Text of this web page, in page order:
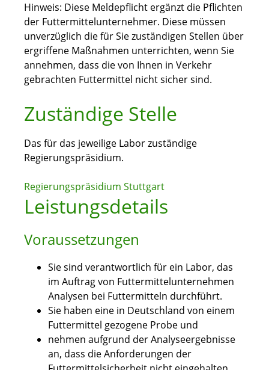
Hinweis: Diese Meldepflicht ergänzt die Pflichten
der Futtermittelunternehmer. Diese müssen
unverzüglich die für Sie zuständigen Stellen über
ergriffene Maßnahmen unterrichten, wenn Sie
annehmen, dass die von Ihnen in Verkehr
gebrachten Futtermittel nicht sicher sind.
Zuständige Stelle
Das für das jeweilige Labor zuständige
Regierungspräsidium.
Regierungspräsidium Stuttgart
Leistungsdetails
Voraussetzungen
Sie sind verantwortlich für ein Labor, das
im Auftrag von Futtermittelunternehmen
Analysen bei Futtermitteln durchführt.
Sie haben eine in Deutschland von einem
Futtermittel gezogene Probe und
nehmen aufgrund der Analyseergebnisse
an, dass die Anforderungen der